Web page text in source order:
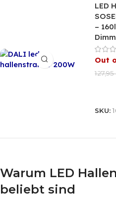
LED
–
Out
127,95
SKU:
Warum LED
beliebt sind